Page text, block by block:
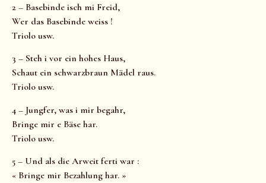
2 – Basebinde isch mi Freid,
Wer das Basebinde weiss !
Triolo usw.
3 – Steh i vor ein hohes Haus,
Schaut ein schwarzbraun Mädel raus.
Triolo usw.
4 – Jungfer, was i mir begahr,
Bringe mir e Bäse har.
Triolo usw.
5 – Und als die Arweit ferti war :
« Bringe mir Bezahlung har. »